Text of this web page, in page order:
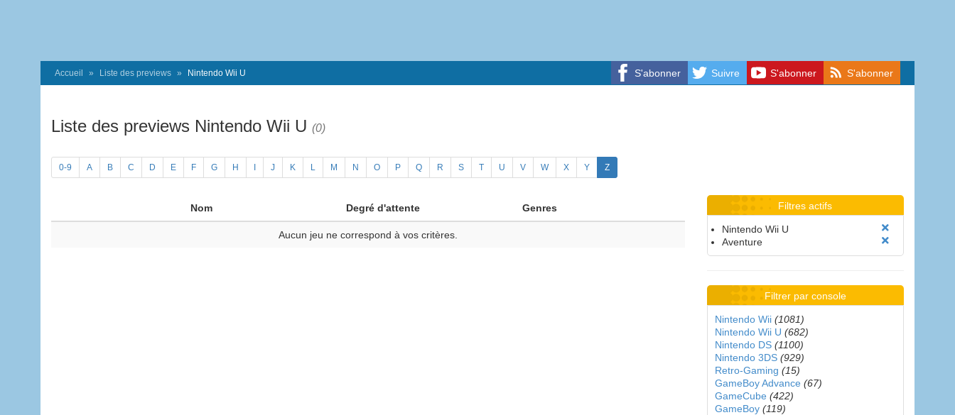
S'abonner Suivre S'abonner S'abonner
Accueil Liste des previews Nintendo Wii U
Liste des previews Nintendo Wii U (0)
0-9 A B C D E F G H J K L M N O P Q R S T U V W X Y Z
Nom Degré d'attente Genres
Aucun jeu ne correspond à vos critères.
Filtres actifs
Nintendo Wii U
Aventure
Filtrer par console
Nintendo Wii (1081)
Nintendo Wii U (682)
Nintendo DS (1100)
Nintendo 3DS (929)
Retro-Gaming (15)
GameBoy Advance (67)
GameCube (422)
GameBoy (119)